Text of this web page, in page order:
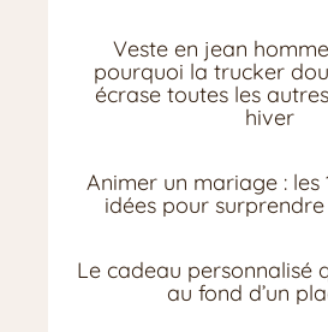
Veste en jean
pourquoi la trucker
écrase toutes les
hiver
Animer un mariage : les
idées pour
Le cadeau personnalisé
au fond d’un